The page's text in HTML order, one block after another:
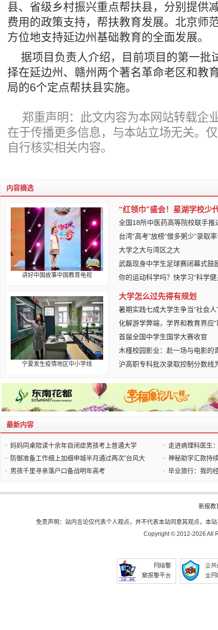
县、省级乡村振兴重点帮扶县，分别提供
费用的政策支持，帮扶教育发展。北京师
方位地支持延边州基础教育的全面发展。
据项目负责人介绍，目前项目的第一批
择在延边州、赣州两个著名革命老区和教
局的6个定点帮扶县实施。
郑重声明：此文内容为本网站转载企
在于传播更多信息，与本站立场无关。
自行核实相关内容。
内容摘选
讲好中国故事中国教育电视
宁夏发生疫情地区中小学线
“红领巾”盛会！星湖学校少
全国18所中医药高等院校联手推
台湾“高考”放榜“僧多粥少”录取
大学之大与湾区之大
武磊现身中学生足球赛闭幕式鼓
你的运动科学吗？快学习“科学
大学怎么过先得有规划
暑期实践七成大学生争当“社会人
化解游学弊端，学界和教育界应“
首届全国中学生国学大赛收官
木槿校园影业：赴一场与电影的
沪高职专科批次录取控制分数线
最新内容
妈妈同桌陪读十余年自闭症男孩考上普通大学
走进病理科医生
防御准备工作细上加细申城半月通过两次“台风大
神秘助学汇款持
男孩千里寻亲落户口备战明年高考
毕业旅行：我的
新报教
免责声明：站内言论仅代表个人观点，并不代表本站同意其观点，本
Copyright © 2012-2026 All